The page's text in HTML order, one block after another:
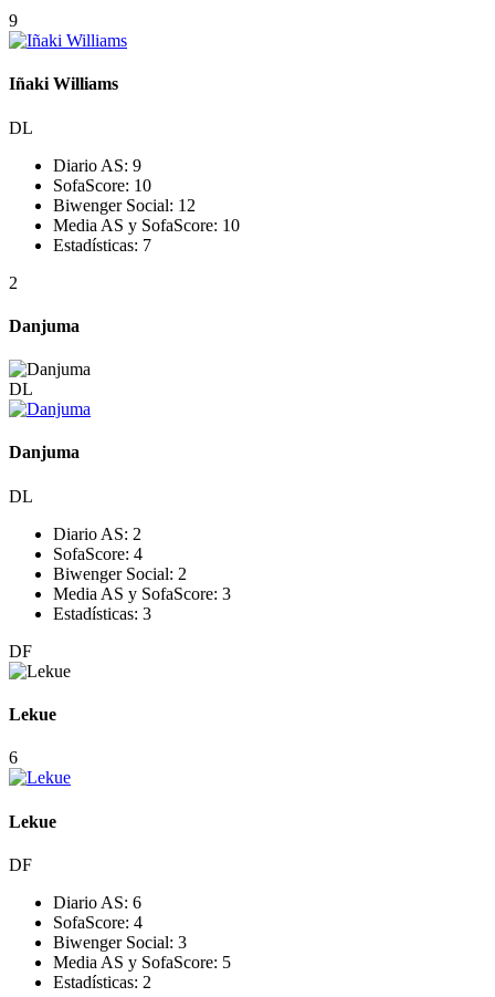
9
Iñaki Williams
DL
Diario AS: 9
SofaScore: 10
Biwenger Social: 12
Media AS y SofaScore: 10
Estadísticas: 7
2
Danjuma
DL
Danjuma
DL
Diario AS: 2
SofaScore: 4
Biwenger Social: 2
Media AS y SofaScore: 3
Estadísticas: 3
DF
Lekue
6
Lekue
DF
Diario AS: 6
SofaScore: 4
Biwenger Social: 3
Media AS y SofaScore: 5
Estadísticas: 2